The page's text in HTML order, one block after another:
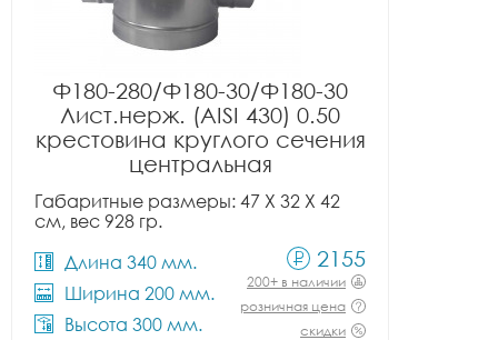
Ф180-280/Ф180-30/Ф180-30
Лист.нерж. (AISI 430) 0.50
крестовина круглого сечения
центральная
Габаритные размеры: 47 X 32 X 42
см, вес 928 гр.
Длина 340 мм.
Ширина 200 мм.
Высота 300 мм.
2155
200+ в наличии
розничная цена
скидки